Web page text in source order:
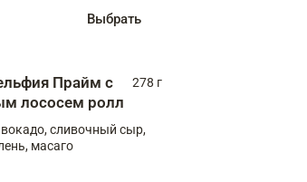
Выбрать
Прайм с
лососем ролл
278 г
сливочный сыр,
масаго